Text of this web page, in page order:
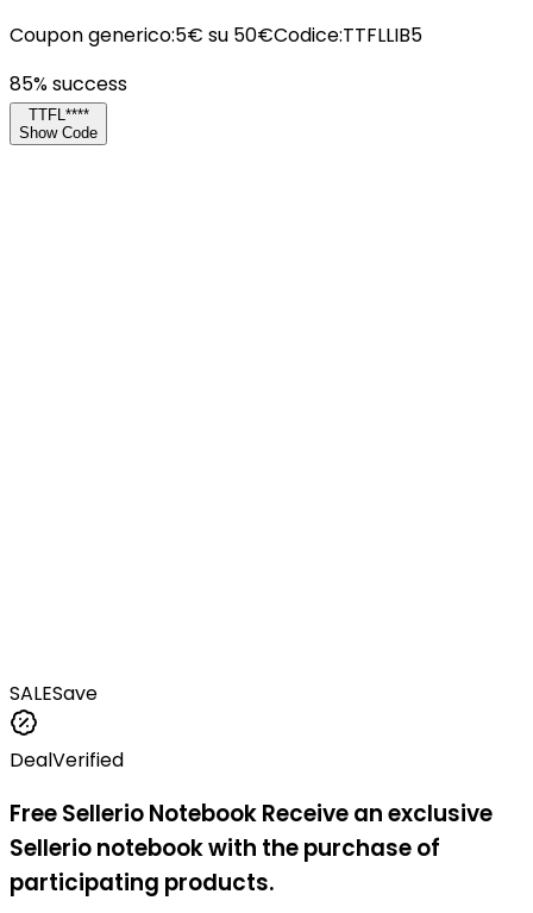
Coupon generico:5€ su 50€Codice:TTFLLIB5
85% success
TTFL****
Show Code
SALESave
DealVerified
Free Sellerio Notebook Receive an exclusive
Sellerio notebook with the purchase of
participating products.